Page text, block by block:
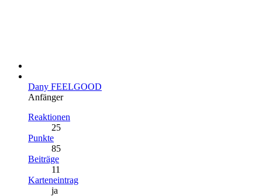
Dany FEELGOOD
Anfänger
Reaktionen
25
Punkte
85
Beiträge
11
Karteneintrag
ja